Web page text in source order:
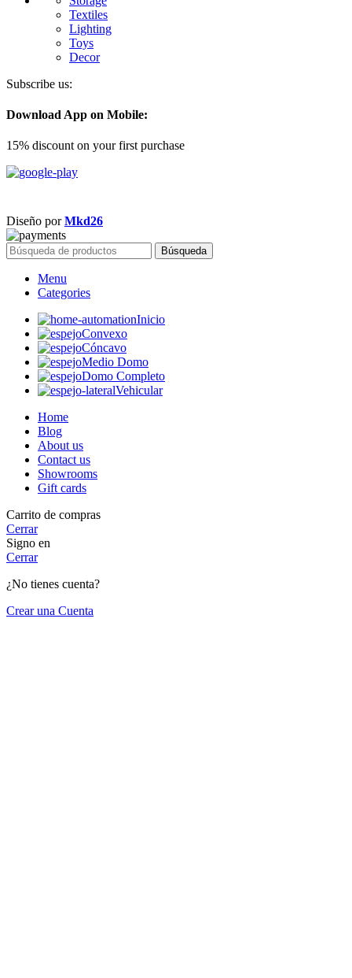
Textiles
Lighting
Toys
Decor
Subscribe us:
Download App on Mobile:
15% discount on your first purchase
Diseño porMkd26
Búsqueda
Menu
Categories
Inicio
Convexo
Cóncavo
Medio Domo
Domo Completo
Vehicular
Home
Blog
About us
Contact us
Showrooms
Gift cards
Carrito de compras
Cerrar
Signo en
Cerrar
¿No tienes cuenta?
Crear una Cuenta